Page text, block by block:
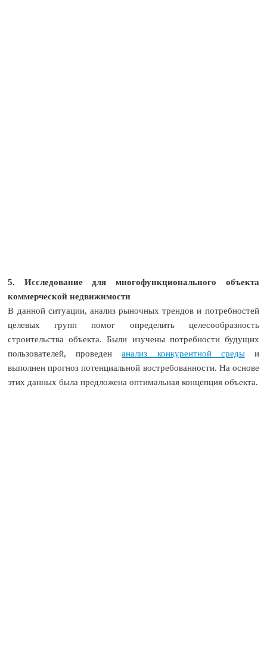
5. Исследование для многофункционального объекта
коммерческой недвижимости
В данной ситуации, анализ рыночных трендов и потребностей
целевых групп помог определить целесообразность
строительства объекта. Были изучены потребности будущих
пользователей, проведенанализ конкурентной средыи
выполнен прогноз потенциальной востребованности. На основе
этих данных была предложена оптимальная концепция объекта.